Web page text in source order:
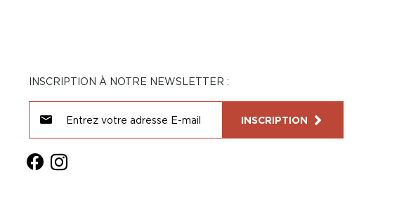
INSCRIPTION À NOTRE NEWSLETTER :
INSCRIPTION